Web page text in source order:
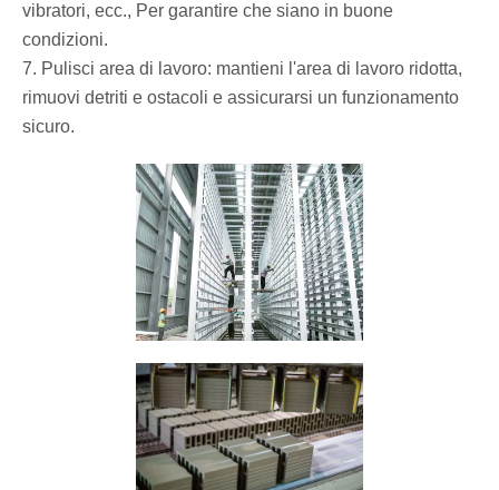
vibratori, ecc., Per garantire che siano in buone
condizioni.
7. Pulisci area di lavoro: mantieni l'area di lavoro ridotta,
rimuovi detriti e ostacoli e assicurarsi un funzionamento
sicuro.